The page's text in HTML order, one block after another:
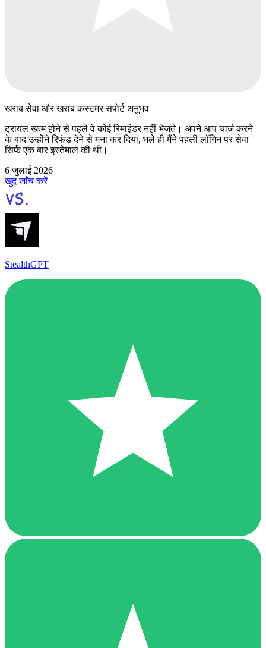
खराब सेवा और खराब कस्टमर सपोर्ट अनुभव
ट्रायल खत्म होने से पहले वे कोई रिमाइंडर नहीं भेजते। अपने आप चार्ज करने
के बाद उन्होंने रिफंड देने से मना कर दिया, भले ही मैंने पहली लॉगिन पर सेवा
सिर्फ एक बार इस्तेमाल की थी।
6 जुलाई 2026
खुद जाँच करें
StealthGPT